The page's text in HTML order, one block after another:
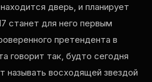
дверь, и планирует
станет для него первым
претендента в
говорит так, будто сегодня
называть восходящей звездой